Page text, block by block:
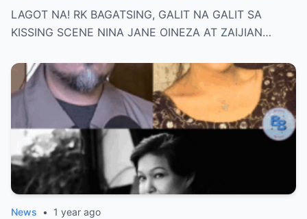
Ki$$ing Scene with Zaijian Jaranilla —
Tension Rises Behind the Scenes as Fans
Line for the Real-Life Couple?
LAGOT NA! RK BAGATSING, GALIT NA GALIT SA
KISSING SCENE NINA JANE OINEZA AT ZAIJIAN…
News • 1 year ago